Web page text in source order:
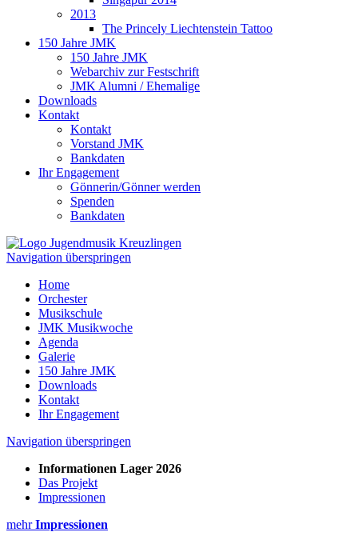
2013
The Princely Liechtenstein Tattoo
150 Jahre JMK
150 Jahre JMK
Webarchiv zur Festschrift
JMK Alumni / Ehemalige
Downloads
Kontakt
Kontakt
Vorstand JMK
Bankdaten
Ihr Engagement
Gönnerin/Gönner werden
Spenden
Bankdaten
Navigation überspringen
Home
Orchester
Musikschule
JMK Musikwoche
Agenda
Galerie
150 Jahre JMK
Downloads
Kontakt
Ihr Engagement
Navigation überspringen
Informationen Lager 2026
Das Projekt
Impressionen
mehrImpressionen